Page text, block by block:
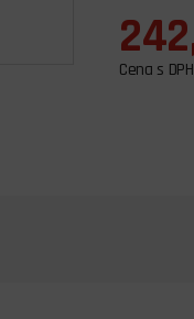
Cena s DPH